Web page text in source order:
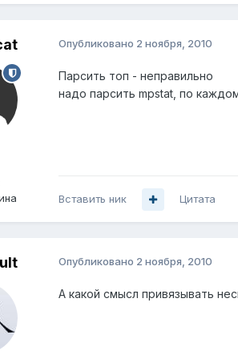
Опубликовано 2 ноября, 2010
Парсить топ - неправильно
надо парсить mpstat, по
Вставить ник Цитата
Опубликовано 2 ноября, 2010
А какой смысл привязывать